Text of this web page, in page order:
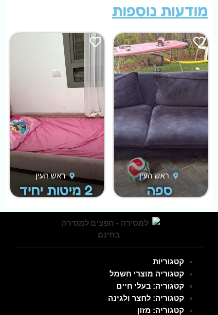
מודעות נוספות
ראש העין
ספה
ראש העין
2 מיטות יחיד
קטגוריות
קטגוריה מוצרי חשמל
קטגוריה: בעלי חיים
קטגוריה: לחצר ולגינה
קטגוריה: מזון